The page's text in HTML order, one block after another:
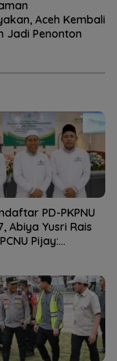
Aceh Kembali
Jadi Penonton
PD-PKPNU
Abiya Yusri Rais
Pijay: